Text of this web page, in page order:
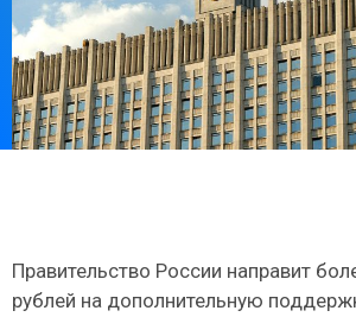
Правительство России направит
рублей на дополнительную